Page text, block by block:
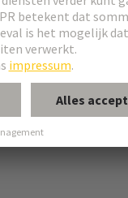
geselecteerde